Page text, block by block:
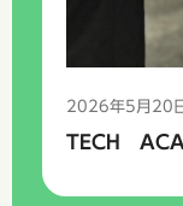
2026年5月20
TECH